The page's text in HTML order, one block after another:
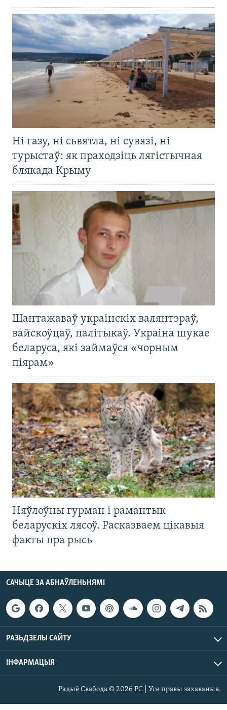
Ні газу, ні сьвятла, ні сувязі, ні
турыстаў: як праходзіць лягістычная
блякада Крыму
Шантажаваў украінскіх валянтэраў,
вайскоўцаў, палітыкаў. Украіна шукае
беларуса, які займаўся «чорным
піярам»
Няўлоўны гурман і рамантык
беларускіх лясоў. Расказваем цікавыя
факты пра рысь
САЧЫЦЕ ЗА АБНАЎЛЕНЬНЯМІ
РАЗЬДЗЕЛЫ САЙТУ
ІНФАРМАЦЫЯ
Радыё Свабода © 2026 РС | Усе правы захаваныя.